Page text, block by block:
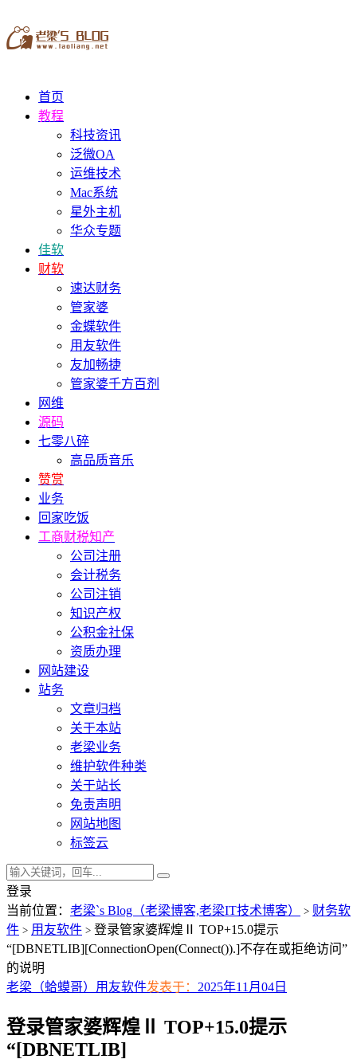
首页
教程
科技资讯
泛微OA
运维技术
Mac系统
星外主机
华众专题
佳软
财软
速达财务
管家婆
金蝶软件
用友软件
友加畅捷
管家婆千方百剂
网维
源码
七零八碎
高品质音乐
赞赏
业务
回家吃饭
工商财税知产
公司注册
会计税务
公司注销
知识产权
公积金社保
资质办理
网站建设
站务
文章归档
关于本站
老梁业务
维护软件种类
关于站长
免责声明
网站地图
标签云
登录
当前位置： 老梁`s Blog（老梁博客,老梁IT技术博客） > 财务软
件 > 用友软件 > 登录管家婆辉煌Ⅱ TOP+15.0提示
“[DBNETLIB][ConnectionOpen(Connect()).]不存在或拒绝访问”
的说明
老梁（蛤蟆哥） 用友软件发表于： 2025年11月04日
登录管家婆辉煌Ⅱ TOP+15.0提示
“[DBNETLIB]